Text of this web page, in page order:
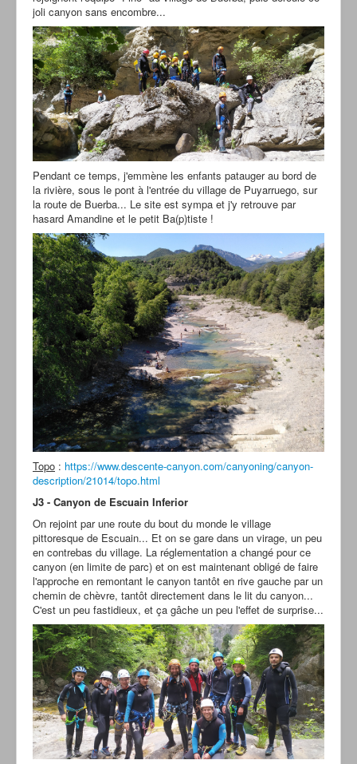
joli canyon sans encombre...
Pendant ce temps, j'emmène les enfants patauger au bord de
la rivière, sous le pont à l'entrée du village de Puyarruego, sur
la route de Buerba... Le site est sympa et j'y retrouve par
hasard Amandine et le petit Ba(p)tiste !
Topo : https://www.descente-canyon.com/canyoning/canyon-
description/21014/topo.html
J3 - Canyon de Escuain Inferior
On rejoint par une route du bout du monde le village
pittoresque de Escuain... Et on se gare dans un virage, un peu
en contrebas du village. La réglementation a changé pour ce
canyon (en limite de parc) et on est maintenant obligé de faire
l'approche en remontant le canyon tantôt en rive gauche par un
chemin de chèvre, tantôt directement dans le lit du canyon...
C'est un peu fastidieux, et ça gâche un peu l'effet de surprise...